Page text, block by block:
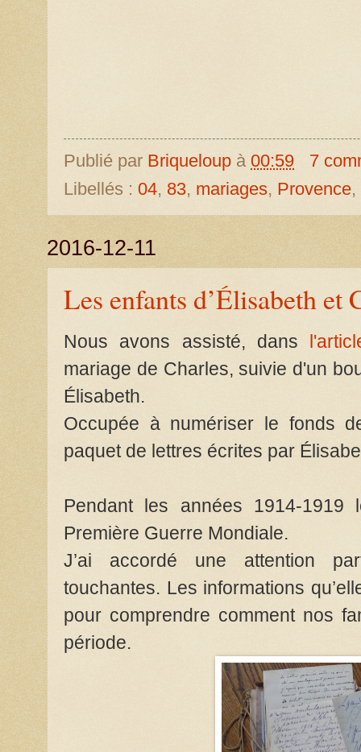
Publié par Briqueloup à 00:59
7
Libellés : 04, 83, mariages, Provence,
2016-12-11
Les enfants d’Élisabeth et
Nous avons assisté, dans
mariage de Charles, suivie d'un
Élisabeth.
Occupée à numériser le fonds
paquet de lettres écrites par
Pendant les années 1914-
Première Guerre Mondiale.
J’ai accordé une attention
touchantes. Les informations
pour comprendre comment nos
période.